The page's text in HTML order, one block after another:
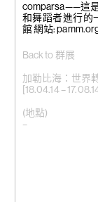
Back to 群展
加勒比海：世界
[18.04.14 –
(地點)
–
comparsa——這
和舞蹈者進行的
館 網站: